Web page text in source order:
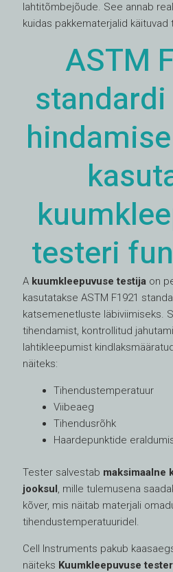
lahtitõmbejõude. See annab
kuidas pakkematerjalid
ASTM
testeri
A kuumkleepuvuse testija on
kasutatakse ASTM F1921
katsemenetluste läbiviimiseks.
tihendamist, kontrollitud
lahtikleepumist
näiteks:
Tihendustemperatuur
Viibeaeg
Tihendusrõhk
Haardepunktide
Tester salvestab maksimaalne
jooksul , mille tulemusena
kõver, mis näitab materjali
tihendustemperatuuridel.
Cell Instruments pakub
näiteks Kuumkleepuvuse